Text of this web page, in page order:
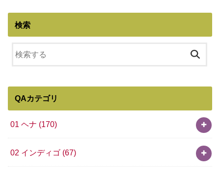
検索
QAカテゴリ
01 ヘナ (170)
02 インディゴ (67)